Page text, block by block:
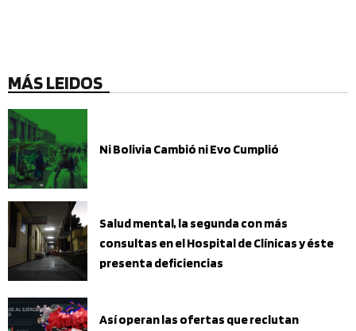
MÁS LEIDOS
Ni Bolivia Cambió ni Evo Cumplió
Salud mental, la segunda con más
consultas en el Hospital de Clínicas y éste
presenta deficiencias
Así operan las ofertas que reclutan